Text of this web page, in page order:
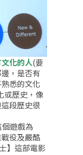
化的人(要
，是否有
悉的文化
或歷史，像
段歷史很
遊戲為
役及嚴酷
】這部電影